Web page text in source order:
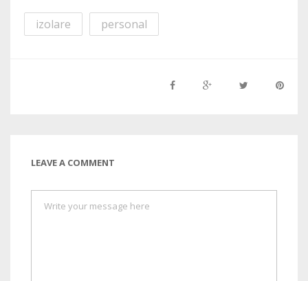
izolare personal
LEAVE A COMMENT